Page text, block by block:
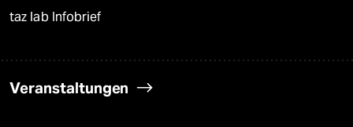
taz lab Infobrief
Veranstaltungen